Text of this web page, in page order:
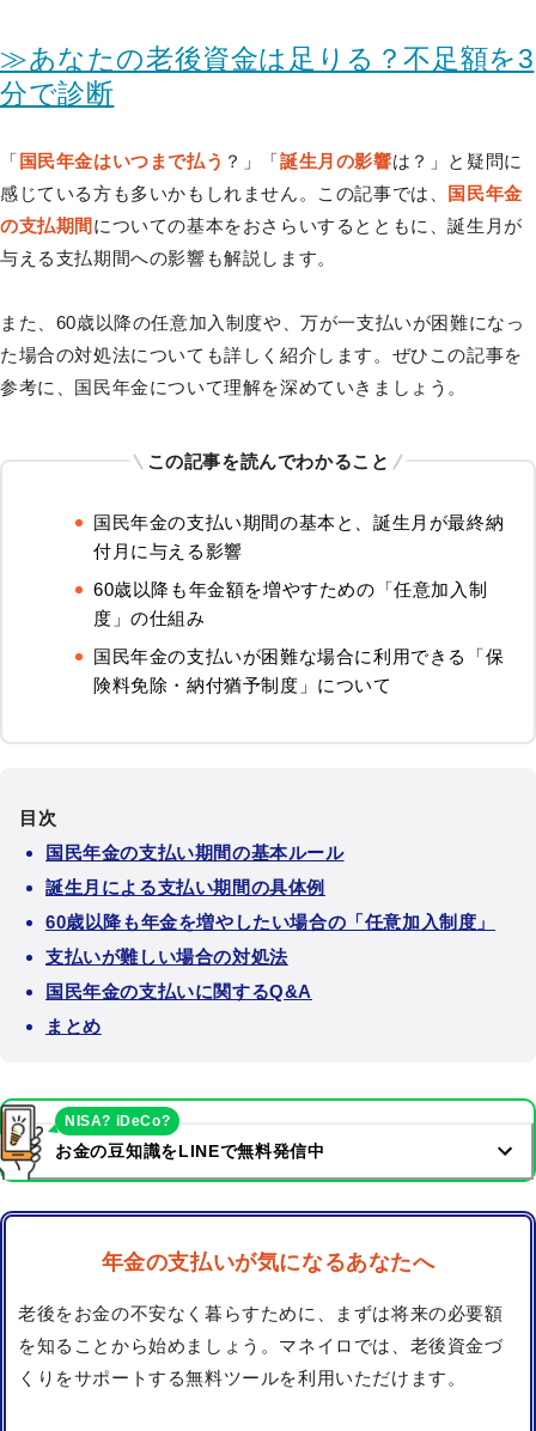
≫あなたの老後資金は足りる？不足額を3
分で診断
「 国民年金はいつまで払う ？」「誕生月の影響は？」と疑問に
感じている方も多いかもしれません。この記事では、 国民年金
の支払期間 についての基本をおさらいするとともに、誕生月が
与える支払期間への影響も解説します。
また、60歳以降の任意加入制度や、万が一支払いが困難になっ
た場合の対処法についても詳しく紹介します。ぜひこの記事を
参考に、国民年金について理解を深めていきましょう。
この記事を読んでわかること
国民年金の支払い期間の基本と、誕生月が最終納
付月に与える影響
60歳以降も年金額を増やすための「任意加入制
度」の仕組み
国民年金の支払いが困難な場合に利用できる「保
険料免除・納付猶予制度」について
目次
国民年金の支払い期間の基本ルール
誕生月による支払い期間の具体例
60歳以降も年金を増やしたい場合の「任意加入制度」
支払いが難しい場合の対処法
国民年金の支払いに関するQ&A
まとめ
お金の豆知識をLINEで無料発信中
NISA? iDeCo?
年金の支払いが気になるあなたへ
老後をお金の不安なく暮らすために、まずは将来の必要額
を知ることから始めましょう。マネイロでは、老後資金づ
くりをサポートする無料ツールを利用いただけます。